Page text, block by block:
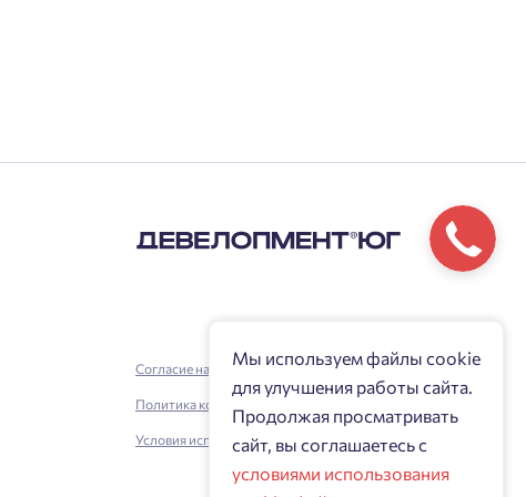
Согласие на обработку персональных данных
Политика конфиденциальности
Условия использования
Мы используем файлы cookie
для улучшения работы сайта.
Продолжая просматривать
сайт, вы соглашаетесь с
условиями использования